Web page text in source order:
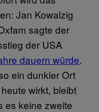
Jan Kowalzig
sagte der
der USA
dauern würde.
ein dunkler Ort
wirkt, bleibt
es keine zweite